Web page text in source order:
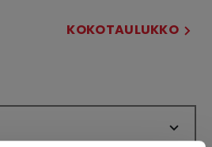
KOKOTAULUKKO